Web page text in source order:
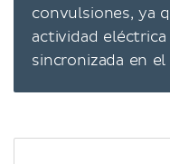
convulsiones, ya
actividad
sincronizada en